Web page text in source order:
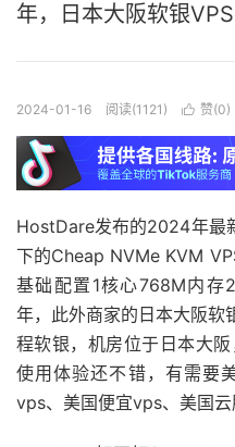
年，日本大阪软银
2024-01-16 阅读(1121)  赞(0)
HostDare发布的2024年最
下的Cheap NVMe KVM
基础配置1核心768M内存
年，此外商家的日本大阪软
程软银，机房位于日本大
使用体验还不错，有需要
vps、美国便宜vps、美国云